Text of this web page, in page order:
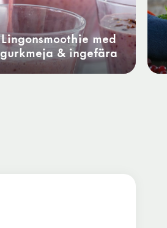
Lingonsmoothie med
gurkmeja & ingefära